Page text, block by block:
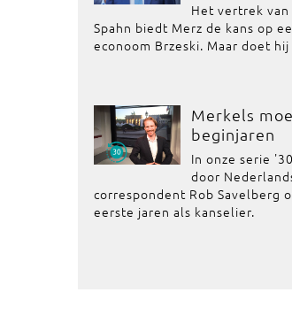
Het vertrek
Spahn biedt Merz de kans op
econoom Brzeski. Maar doet
Merkels
beginjaren
In onze serie
door
correspondent Rob Savelberg
eerste jaren als kanselier.